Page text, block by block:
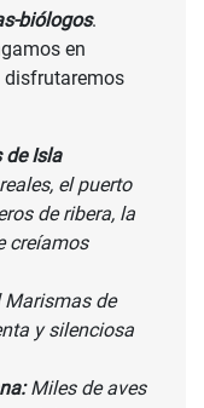
biólogos.
en
disfrutaremos
de Isla
el puerto
de ribera, la
creíamos
Marismas de
y silenciosa
Miles de aves